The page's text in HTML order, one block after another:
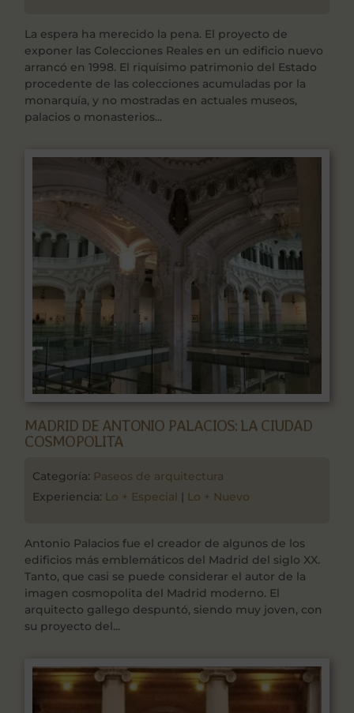
La espera ha merecido la pena. El proyecto de
exponer las Colecciones Reales en un edificio nuevo
arrancó en 1998. El riquísimo patrimonio del Estado
procedente de las colecciones acumuladas por la
monarquía, y no mostradas en actuales museos,
palacios o monasterios...
MADRID DE ANTONIO PALACIOS: LA CIUDAD
COSMOPOLITA
Categoría: Paseos de arquitectura
Experiencia: Lo + Especial | Lo + Nuevo
Antonio Palacios fue el creador de algunos de los
edificios más emblemáticos del Madrid del siglo XX.
Tanto, que casi se puede considerar el autor de la
imagen cosmopolita del Madrid moderno. El
arquitecto gallego despuntó, siendo muy joven, con
su proyecto del...